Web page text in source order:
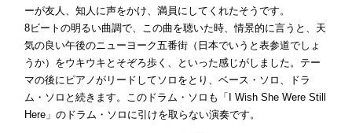
ーが友人、知人に声をかけ、満員にしてくれたそうです。
8ビートの明るい曲調で、この曲を聴いた時、情景的に言うと、天
気の良い午後のニューヨーク五番街（日本でいうと表参道でしょ
うか）をウキウキとそぞろ歩く、といった感じがしました。テー
マの後にピアノがリードしてソロをとり、ベース・ソロ、ドラ
ム・ソロと続きます。このドラム・ソロも「I Wish She Were Still
Here」のドラム・ソロに引けを取らない演奏です。